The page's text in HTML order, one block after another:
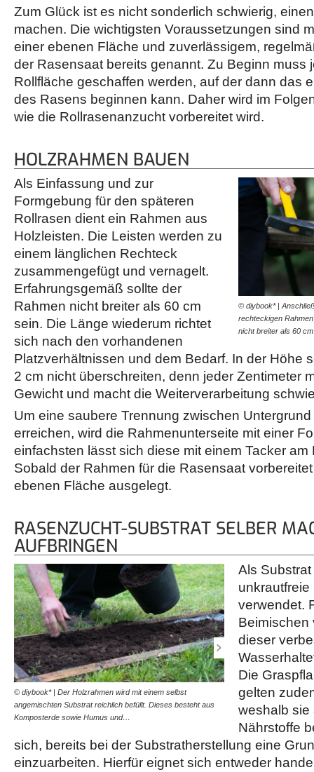
Zum Glück ist es nicht sonderlich schwierig,
machen. Die wichtigsten Voraussetzungen sind
einer ebenen Fläche und zuverlässigem,
der Rasensaat bereits genannt. Zu Beginn muss
Rollfläche geschaffen werden, auf der dann das
des Rasens beginnen kann. Daher wird im
wie die Rollrasenanzucht vorbereitet wird.
HOLZRAHMEN BAUEN
© diybook* |
rechteckigen
nicht breiter als 60
Als Einfassung und zur
Formgebung für den späteren
Rollrasen dient ein Rahmen aus
Holzleisten. Die Leisten werden zu
einem länglichen Rechteck
zusammengefügt und vernagelt.
Erfahrungsgemäß sollte der
Rahmen nicht breiter als 60 cm
sein. Die Länge wiederum richtet
sich nach den vorhandenen
Platzverhältnissen und dem Bedarf. In der Höhe
2 cm nicht überschreiten, denn jeder Zentimeter
Gewicht und macht die Weiterverarbeitung
Um eine saubere Trennung zwischen
erreichen, wird die Rahmenunterseite mit einer
einfachsten lässt sich diese mit einem Tacker am
Sobald der Rahmen für die Rasensaat
ebenen Fläche ausgelegt.
RASENZUCHT-SUBSTRAT SELBER
AUFBRINGEN
© diybook* | Der Holzrahmen wird mit einem selbst
angemischten Substrat reichlich befüllt. Dieses besteht aus
Komposterde sowie Humus und…
© diybook* | Das
gründlich flach gedrückt,
bildet. Diese wird…
Als
verwendet.
Beimischen
dieser
Die
gelten
weshalb sie
Nährstoffe
sich, bereits bei der Substratherstellung eine
einzuarbeiten. Hierfür eignet sich entweder